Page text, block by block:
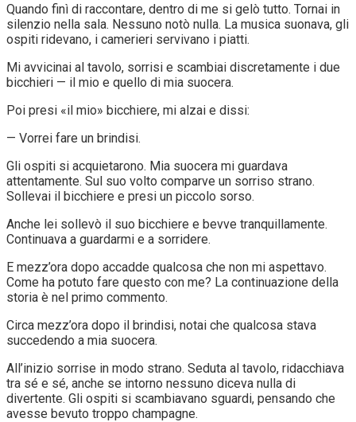
Quando finì di raccontare, dentro di me si gelò tutto. Tornai in
silenzio nella sala. Nessuno notò nulla. La musica suonava, gli
ospiti ridevano, i camerieri servivano i piatti.
Mi avvicinai al tavolo, sorrisi e scambiai discretamente i due
bicchieri — il mio e quello di mia suocera.
Poi presi «il mio» bicchiere, mi alzai e dissi:
— Vorrei fare un brindisi.
Gli ospiti si acquietarono. Mia suocera mi guardava
attentamente. Sul suo volto comparve un sorriso strano.
Sollevai il bicchiere e presi un piccolo sorso.
Anche lei sollevò il suo bicchiere e bevve tranquillamente.
Continuava a guardarmi e a sorridere.
E mezz’ora dopo accadde qualcosa che non mi aspettavo.
Come ha potuto fare questo con me? La continuazione della
storia è nel primo commento.
Circa mezz’ora dopo il brindisi, notai che qualcosa stava
succedendo a mia suocera.
All’inizio sorrise in modo strano. Seduta al tavolo, ridacchiava
tra sé e sé, anche se intorno nessuno diceva nulla di
divertente. Gli ospiti si scambiavano sguardi, pensando che
avesse bevuto troppo champagne.